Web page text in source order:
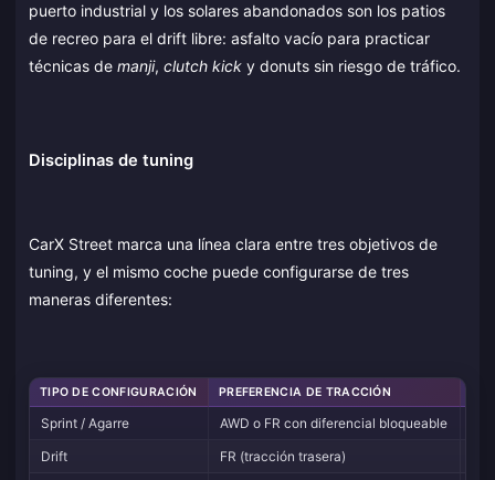
puerto industrial y los solares abandonados son los patios
de recreo para el drift libre: asfalto vacío para practicar
técnicas de manji, clutch kick y donuts sin riesgo de tráfico.
Disciplinas de tuning
CarX Street marca una línea clara entre tres objetivos de
tuning, y el mismo coche puede configurarse de tres
maneras diferentes:
TIPO DE CONFIGURACIÓN PREFERENCIA DE TRACCIÓN
Sprint / Agarre AWD o FR con diferencial bloqueable
Drift
FR (tracción trasera)